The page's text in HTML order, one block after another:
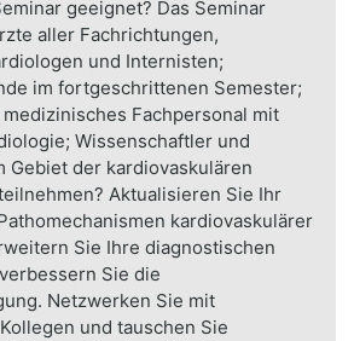
geeignet? Das Seminar
aller Fachrichtungen,
und Internisten;
im fortgeschrittenen Semester;
Fachpersonal mit
Wissenschaftler und
Gebiet der kardiovaskulären
Aktualisieren Sie Ihr
kardiovaskulärer
Sie Ihre diagnostischen
Sie die
Netzwerken Sie mit
und tauschen Sie